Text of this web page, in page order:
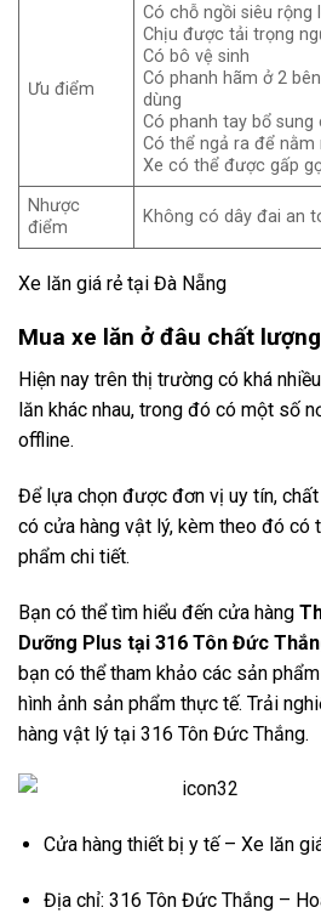
Ưu điểm
Có chỗ ngồi siêu rộng
Chịu được tải trọng
Có bô vệ sinh
Có phanh hãm ở 2
dùng
Có phanh tay bổ
Có thể ngả ra để nằm
Xe có thể được gấp
Nhược
điểm
Không có dây đai an
Xe lăn giá rẻ tại Đà Nẵng
Mua xe lăn ở đâu chất
Hiện nay trên thị trường có khá
lăn khác nhau, trong đó có một số
offline.
Để lựa chọn được đơn vị uy tín,
có cửa hàng vật lý, kèm theo đó có
phẩm chi tiết.
Bạn có thể tìm hiểu đến cửa hàng
Dưỡng Plus tại 316 Tôn Đức
bạn có thể tham khảo các sản
hình ảnh sản phẩm thực tế. Trải
hàng vật lý tại 316 Tôn Đức Thắng.
Cửa hàng thiết bị y tế – Xe lăn
Địa chỉ: 316 Tôn Đức Thắng –